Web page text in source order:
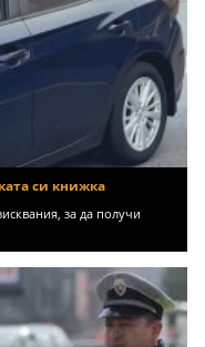
си книжка
за да получи